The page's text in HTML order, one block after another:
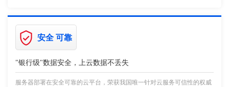
安全 可靠
"银行级"数据安全，上云数据不丢失
服务器部署在安全可靠的云平台，荣获我国唯一针对云服务可信性的权威